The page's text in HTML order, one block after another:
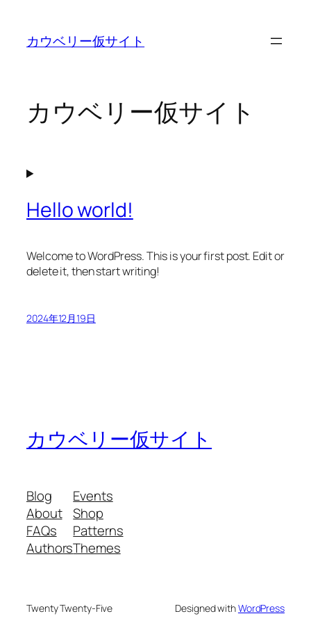
カウベリー仮サイト
カウベリー仮サイト
Hello world!
Welcome to WordPress. This is your first post. Edit or
delete it, then start writing!
2024年12月19日
カウベリー仮サイト
Blog
About
FAQs
Authors
Events
Shop
Patterns
Themes
Twenty Twenty-Five Designed withWordPress